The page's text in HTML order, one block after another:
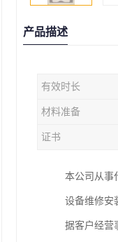
产品描述
有效时长
材料准备
证书
本公司从事
设备维修安
据客户经营